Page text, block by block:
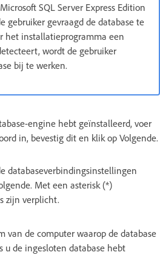
SQL Server Express Edition
gebruiker gevraagd de database te
het installatieprogramma een
wordt de gebruiker
bij te werken.
engine hebt geïnstalleerd, voer
in, bevestig dit en klik op Volgende.
databaseverbindingsinstellingen
Met een asterisk (*)
zijn verplicht.
van de computer waarop de database
u de ingesloten database hebt